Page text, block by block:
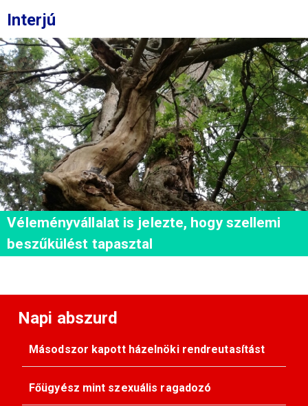
Interjú
Véleményvállalat is jelezte, hogy szellemi
beszűkülést tapasztal
Napi abszurd
Másodszor kapott házelnöki rendreutasítást
Főügyész mint szexuális ragadozó